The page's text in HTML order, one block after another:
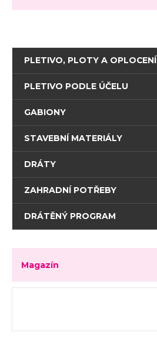
PLETIVO, PLOTY A OPLOCENÍ
PLETIVO PODLE ÚČELU
GABIONY
STAVEBNÍ MATERIÁLY
DRÁTY
ZAHRADNÍ POTŘEBY
DRÁTĚNÝ PROGRAM
Magazín